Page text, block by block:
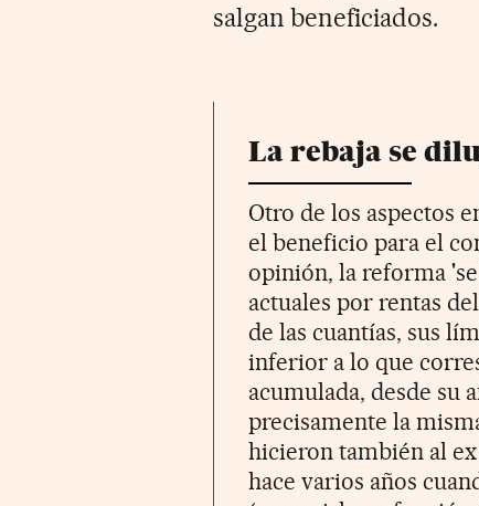
salgan beneficiados.
La rebaja se
Otro de los aspectos
el beneficio para el
opinión, la reforma
actuales por rentas
de las cuantías, sus
inferior a lo que
acumulada, desde su
precisamente la
hicieron también al
hace varios años